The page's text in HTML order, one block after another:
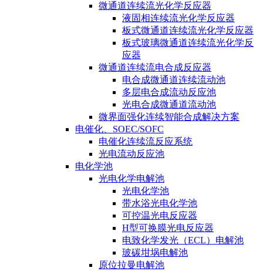
微通道连续流光化学反应器
液固相连续流光化学反应器
板式微通道连续流光化学反应器
板式玻璃微通道连续流光化学反
应器
微通道连续流电合成反应器
电合成微通道连续流动池
多层电合成流动反应池
光电合成微通道流动池
微界面强化连续智能合成解决方案
电催化、SOEC/SOFC
电催化连续流反应系统
光电流动反应池
电化学池
光电化学电解池
光电化学池
带水浴光电化学池
可控温光电反应器
H型可换膜光电反应器
电致化学发光（ECL）电解池
玻碳坩埚电解池
原位拉曼电解池